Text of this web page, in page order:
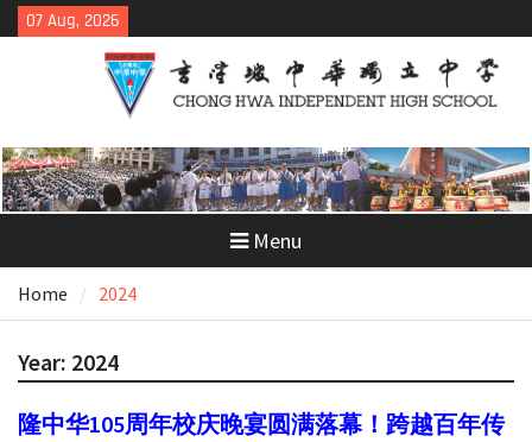
Skip
to
07 Aug, 2026
Menu
Home 2024
Year: 2024
隆中华105周年校庆晚宴圆满落幕！跨越百年传